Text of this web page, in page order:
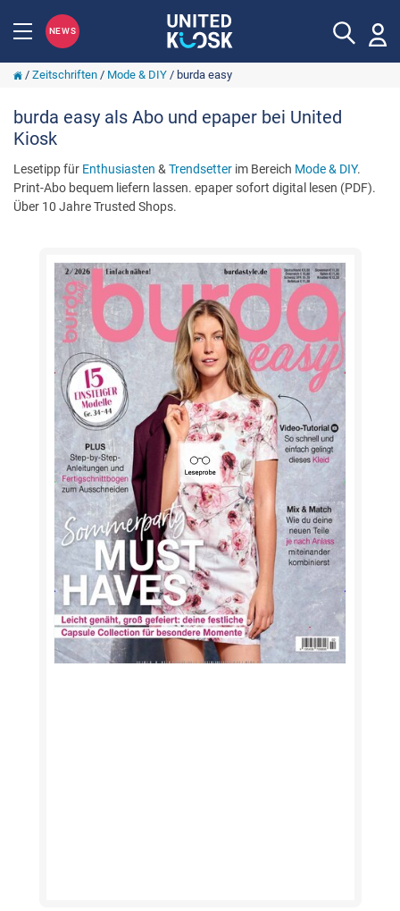
NEWS
/ Zeitschriften/ Mode & DIY/ burda easy
burda easy als Abo und epaper bei United
Kiosk
Lesetipp für Enthusiasten & Trendsetter im Bereich Mode & DIY.
Print-Abo bequem liefern lassen. epaper sofort digital lesen (PDF).
Über 10 Jahre Trusted Shops.